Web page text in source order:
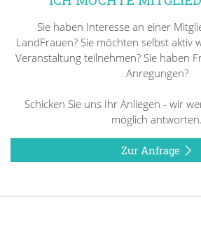
Sie haben Interesse an einer
LandFrauen? Sie möchten selbst aktiv
Veranstaltung teilnehmen? Sie haben
Anregungen?
Schicken Sie uns Ihr Anliegen - wir
möglich antworten.
Zur Anfrage